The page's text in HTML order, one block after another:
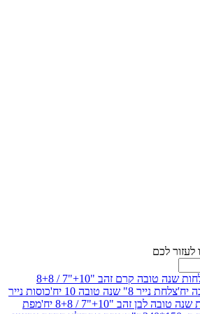
סט צלחות שנה טובה קרם זהב "10+"7 / 8+8
10 יח'
כוסות נייר
/ 8+8 יח'
מפת